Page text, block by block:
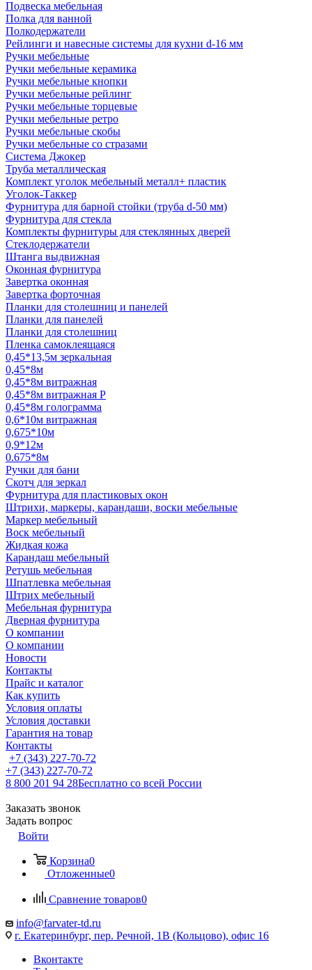
Подвеска мебельная
Полка для ванной
Полкодержатели
Рейлинги и навесные системы для кухни d-16 мм
Ручки мебельные
Ручки мебельные керамика
Ручки мебельные кнопки
Ручки мебельные рейлинг
Ручки мебельные торцевые
Ручки мебельные ретро
Ручки мебельные скобы
Ручки мебельные со стразами
Система Джокер
Труба металлическая
Комплект уголок мебельный металл+ пластик
Уголок-Таккер
Фурнитура для барной стойки (труба d-50 мм)
Фурнитура для стекла
Комплекты фурнитуры для стеклянных дверей
Стеклодержатели
Штанга выдвижная
Оконная фурнитура
Завертка оконная
Завертка форточная
Планки для столешниц и панелей
Планки для панелей
Планки для столешниц
Пленка самоклеящаяся
0,45*13,5м зеркальная
0,45*8м
0,45*8м витражная
0,45*8м витражная Р
0,45*8м голограмма
0,6*10м витражная
0,675*10м
0,9*12м
0.675*8м
Ручки для бани
Скотч для зеркал
Фурнитура для пластиковых окон
Штрихи, маркеры, карандаши, воски мебельные
Маркер мебельный
Воск мебельный
Жидкая кожа
Карандаш мебельный
Ретушь мебельная
Шпатлевка мебельная
Штрих мебельный
Мебельная фурнитура
Дверная фурнитура
О компании
О компании
Новости
Контакты
Прайс и каталог
Как купить
Условия оплаты
Условия доставки
Гарантия на товар
Контакты
+7 (343) 227-70-72
+7 (343) 227-70-72
8 800 201 94 28Бесплатно со всей России
Заказать звонок
Задать вопрос
Войти
Корзина0
Отложенные0
Сравнение товаров0
info@farvater-td.ru
г. Екатеринбург, пер. Речной, 1В (Кольцово), офис 16
Вконтакте